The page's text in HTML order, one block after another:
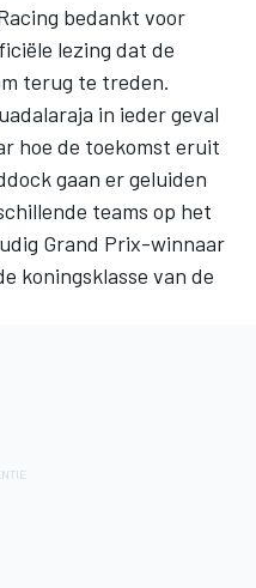
bedankt voor
lezing dat de
terug te treden.
in ieder geval
hoe de toekomst eruit
gaan er geluiden
teams op het
Grand Prix-winnaar
koningsklasse van de